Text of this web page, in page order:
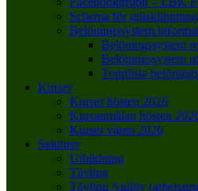
Schema för gräsklippning
Belöningssystem
Belöningssystem
Belöningssystem
Topplista
Kurser
Kurser hösten 2026
Kursanmälan hösten
Kurser våren 2026
Sektorer
Utbildning
Tävling
Tävling Agility